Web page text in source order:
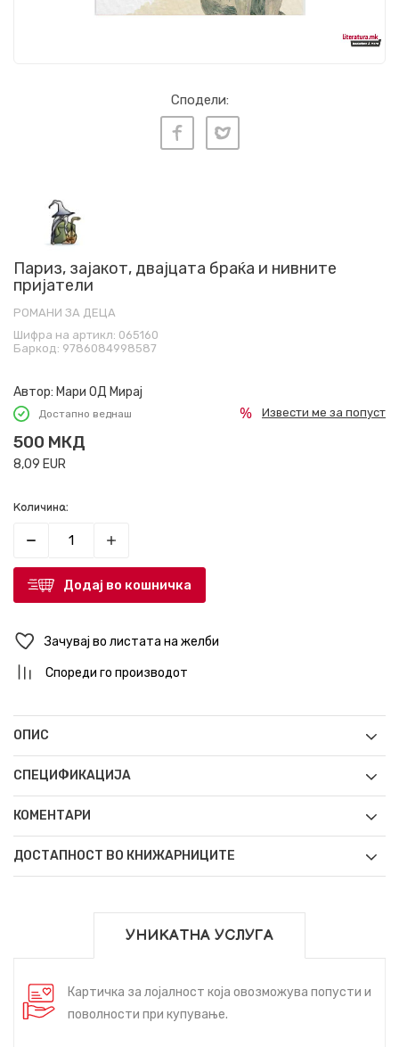
Сподели:
Париз, зајакот, двајцата браќа и нивните
пријатели
РОМАНИ ЗА ДЕЦА
Шифра на артикл: 065160
Баркод: 9786084998587
Автор: Мари ОД Мирај
Достапно веднаш
500 МКД
8,09 EUR
Извести ме за попуст
Количина:
Додај во кошничка
Зачувај во листата на желби
Спореди го производот
ОПИС
СПЕЦИФИКАЦИЈА
КОМЕНТАРИ
ДОСТАПНОСТ ВО КНИЖАРНИЦИТЕ
УНИКАТНА УСЛУГА
Картичка за лојалност која овозможува попусти и
поволности при купување.